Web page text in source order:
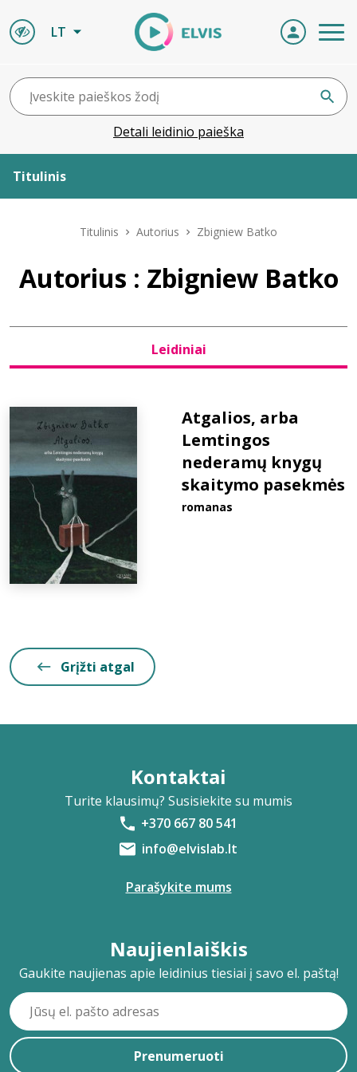
LT
Detali leidinio paieška
Titulinis
Leidiniai
D.U.K.
Titulinis Autorius Zbigniew Batko
Autorius : Zbigniew Batko
Leidiniai
Atgalios, arba
Lemtingos
nederamų knygų
skaitymo pasekmės
romanas
Grįžti atgal
Kontaktai
Turite klausimų? Susisiekite su mumis
+370 667 80 541
info@elvislab.lt
Parašykite mums
Naujienlaiškis
Gaukite naujienas apie leidinius tiesiai į savo el. paštą!
Prenumeruoti